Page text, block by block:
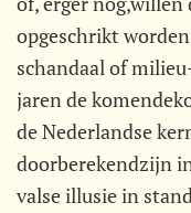
opgeschrikt
schandaal of
jaren de
de Nederlandse
doorberekendzijn
valse illusie in